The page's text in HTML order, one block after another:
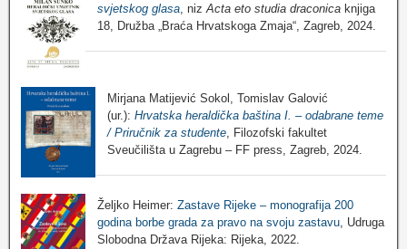
svjetskog glasa , niz Acta eto studia draconica knjiga
18, Družba „Braća Hrvatskoga Zmaja“, Zagreb, 2024.
Mirjana Matijević Sokol, Tomislav Galović
(ur.): Hrvatska heraldička baština I. – odabrane teme
/ Priručnik za studente, Filozofski fakultet
Sveučilišta u Zagrebu – FF press, Zagreb, 2024.
Željko Heimer: Zastave Rijeke – monografija 200
godina borbe grada za pravo na svoju zastavu, Udruga
Slobodna Država Rijeka: Rijeka, 2022.